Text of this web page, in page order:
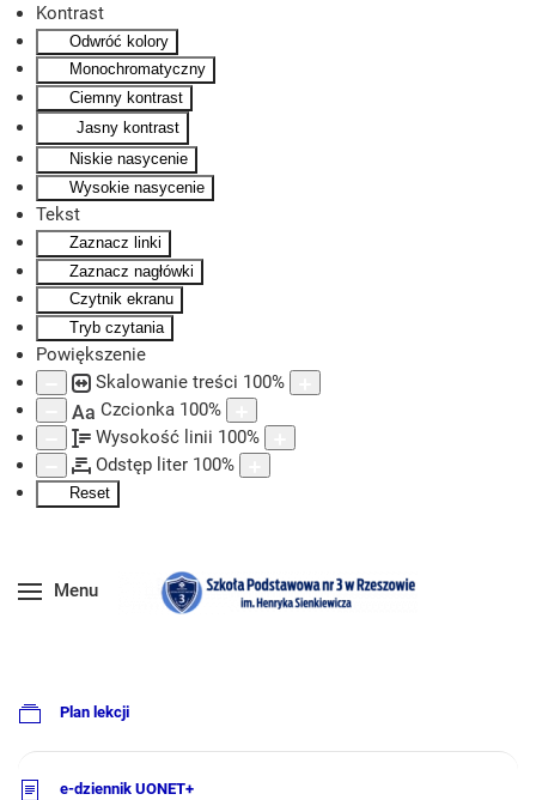
Kontrast
Odwróć kolory
Monochromatyczny
Ciemny kontrast
Jasny kontrast
Niskie nasycenie
Wysokie nasycenie
Tekst
Zaznacz linki
Zaznacz nagłówki
Czytnik ekranu
Tryb czytania
Powiększenie
Skalowanie treści 100%
Aa Czcionka 100%
Wysokość linii 100%
Odstęp liter 100%
Reset
Skip to main content
Menu
Plan lekcji
e-dziennik UONET+